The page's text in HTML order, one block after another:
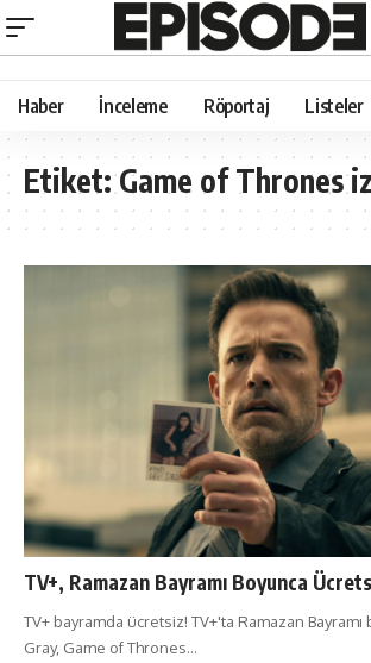
Haber İnceleme Röportaj Listeler
Etiket:Game of Thrones
TV+, Ramazan Bayramı Boyunca
TV+ bayramda ücretsiz! TV+'ta Ramazan Bayramı
Gray, Game of Thrones…